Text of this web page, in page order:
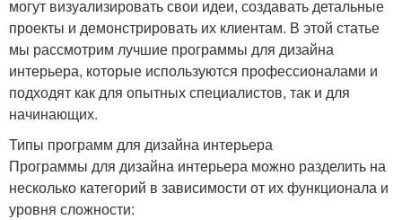
могут визуализировать свои идеи, создавать детальные
проекты и демонстрировать их клиентам. В этой статье
мы рассмотрим лучшие программы для дизайна
интерьера, которые используются профессионалами и
подходят как для опытных специалистов, так и для
начинающих.
Типы программ для дизайна интерьера
Программы для дизайна интерьера можно разделить на
несколько категорий в зависимости от их функционала и
уровня сложности: